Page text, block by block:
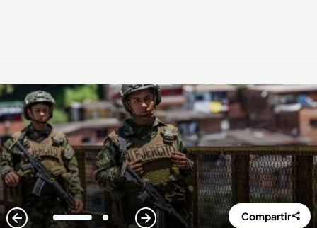
1 2 Compartir